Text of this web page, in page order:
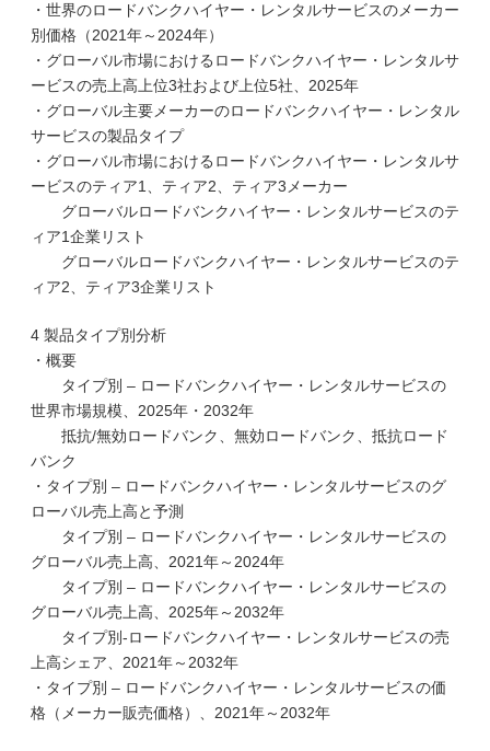
・世界のロードバンクハイヤー・レンタルサービスのメーカー
別価格（2021年～2024年）
・グローバル市場におけるロードバンクハイヤー・レンタルサ
ービスの売上高上位3社および上位5社、2025年
・グローバル主要メーカーのロードバンクハイヤー・レンタル
サービスの製品タイプ
・グローバル市場におけるロードバンクハイヤー・レンタルサ
ービスのティア1、ティア2、ティア3メーカー
グローバルロードバンクハイヤー・レンタルサービスのテ
ィア1企業リスト
グローバルロードバンクハイヤー・レンタルサービスのテ
ィア2、ティア3企業リスト
4 製品タイプ別分析
・概要
タイプ別 – ロードバンクハイヤー・レンタルサービスの
世界市場規模、2025年・2032年
抵抗/無効ロードバンク、無効ロードバンク、抵抗ロード
バンク
・タイプ別 – ロードバンクハイヤー・レンタルサービスのグ
ローバル売上高と予測
タイプ別 – ロードバンクハイヤー・レンタルサービスの
グローバル売上高、2021年～2024年
タイプ別 – ロードバンクハイヤー・レンタルサービスの
グローバル売上高、2025年～2032年
タイプ別-ロードバンクハイヤー・レンタルサービスの売
上高シェア、2021年～2032年
・タイプ別 – ロードバンクハイヤー・レンタルサービスの価
格（メーカー販売価格）、2021年～2032年